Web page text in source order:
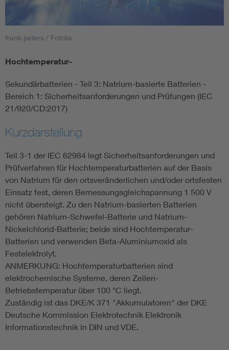
Smart Cities
Circular Economy für mehr Ressourceneffizienz
Cybersecurity in der Industrieautomatisierung
DIN VDE 0100 für sichere Elektroinstallationen
Elektrofachkraft (EFK)
frank peters / Fotolia
Hochtemperatur-
Sekundärbatterien - Teil 3: Natrium-basierte Batterien -
Bereich 1: Sicherheitsanforderungen und Prüfungen (IEC
21/920/CD:2017)
Kurzdarstellung
Teil 3-1 der IEC 62984 legt Sicherheitsanforderungen und
Prüfverfahren für Hochtemperaturbatterien auf der Basis
von Natrium für den ortsveränderlichen und/oder ortsfesten
Einsatz fest, deren Bemessungsgleichspannung 1 500 V
nicht übersteigt. Zu den Natrium-basierten Batterien
gehören Natrium-Schwefel-Batterie und Natrium-
Nickelchlorid-Batterie; beide sind Hochtemperatur-
Batterien und verwenden Beta-Aluminiumoxid als
Festelektrolyt.
ANMERKUNG: Hochtemperaturbatterien sind
elektrochemische Systeme, deren Zellen-
Betriebstemperatur über 100 °C liegt.
Zuständig ist das DKE/K 371 "Akkumulatoren" der DKE
Deutsche Kommission Elektrotechnik Elektronik
Informationstechnik in DIN und VDE.